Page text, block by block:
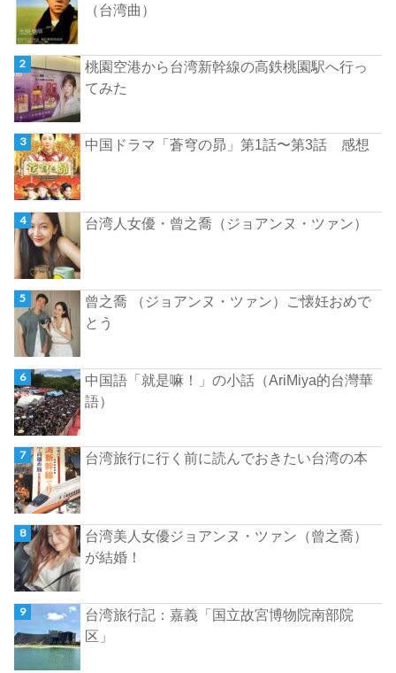
（台湾曲）
桃園空港から台湾新幹線の高鉄桃園駅へ行っ
てみた
中国ドラマ「蒼穹の昴」第1話〜第3話 感想
台湾人女優・曾之喬（ジョアンヌ・ツァン）
曾之喬 （ジョアンヌ・ツァン）ご懐妊おめで
とう
中国語「就是嘛！」の小話（AriMiya的台灣華
語）
台湾旅行に行く前に読んでおきたい台湾の本
台湾美人女優ジョアンヌ・ツァン（曾之喬）
が結婚！
台湾旅行記：嘉義「国立故宮博物院南部院
区」